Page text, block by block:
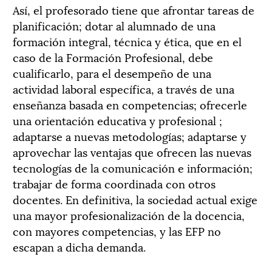
Así, el profesorado tiene que afrontar tareas de
planificación; dotar al alumnado de una
formación integral, técnica y ética, que en el
caso de la Formación Profesional, debe
cualificarlo, para el desempeño de una
actividad laboral específica, a través de una
enseñanza basada en competencias; ofrecerle
una orientación educativa y profesional ;
adaptarse a nuevas metodologías; adaptarse y
aprovechar las ventajas que ofrecen las nuevas
tecnologías de la comunicación e información;
trabajar de forma coordinada con otros
docentes. En definitiva, la sociedad actual exige
una mayor profesionalización de la docencia,
con mayores competencias, y las EFP no
escapan a dicha demanda.